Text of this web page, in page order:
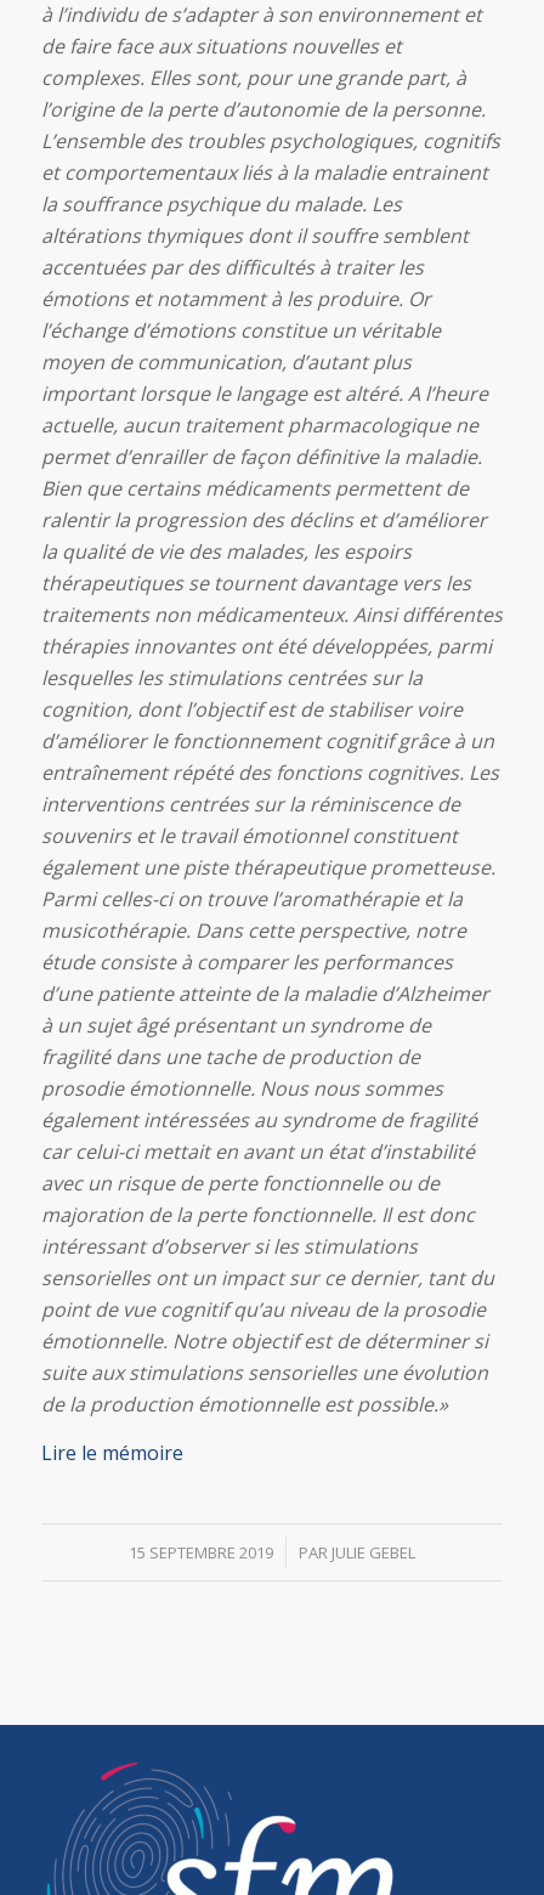
à l’individu de s’adapter à son environnement et
de faire face aux situations nouvelles et
complexes. Elles sont, pour une grande part, à
l’origine de la perte d’autonomie de la personne.
L’ensemble des troubles psychologiques, cognitifs
et comportementaux liés à la maladie entrainent
la souffrance psychique du malade. Les
altérations thymiques dont il souffre semblent
accentuées par des difficultés à traiter les
émotions et notamment à les produire. Or
l’échange d’émotions constitue un véritable
moyen de communication, d’autant plus
important lorsque le langage est altéré. A l’heure
actuelle, aucun traitement pharmacologique ne
permet d’enrailler de façon définitive la maladie.
Bien que certains médicaments permettent de
ralentir la progression des déclins et d’améliorer
la qualité de vie des malades, les espoirs
thérapeutiques se tournent davantage vers les
traitements non médicamenteux. Ainsi différentes
thérapies innovantes ont été développées, parmi
lesquelles les stimulations centrées sur la
cognition, dont l’objectif est de stabiliser voire
d’améliorer le fonctionnement cognitif grâce à un
entraînement répété des fonctions cognitives. Les
interventions centrées sur la réminiscence de
souvenirs et le travail émotionnel constituent
également une piste thérapeutique prometteuse.
Parmi celles-ci on trouve l’aromathérapie et la
musicothérapie. Dans cette perspective, notre
étude consiste à comparer les performances
d’une patiente atteinte de la maladie d’Alzheimer
à un sujet âgé présentant un syndrome de
fragilité dans une tache de production de
prosodie émotionnelle. Nous nous sommes
également intéressées au syndrome de fragilité
car celui-ci mettait en avant un état d’instabilité
avec un risque de perte fonctionnelle ou de
majoration de la perte fonctionnelle. Il est donc
intéressant d’observer si les stimulations
sensorielles ont un impact sur ce dernier, tant du
point de vue cognitif qu’au niveau de la prosodie
émotionnelle. Notre objectif est de déterminer si
suite aux stimulations sensorielles une évolution
de la production émotionnelle est possible.»
Lire le mémoire
15 SEPTEMBRE 2019
/ PAR JULIE GEBEL